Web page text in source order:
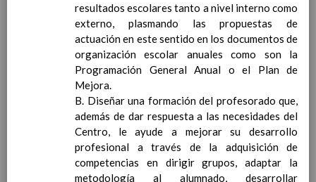
y agentes externos
Procedimientos y tÃ©cnicas para el
seguimiento y evaluaciÃ³n de las actividades
desarrolladas
Anexos (modelos)
Plan de convivencia
IntroduccÃ­Ã³n
Normas de convivencia generales del centro
y particulares de cada aula y sistema que
detecte el incumplimiento de normas y
correcciones a aplicar
07 / oct / 2019
ComposiciÃ³n, plan de reuniones y plan de
resultados escolares tanto a nivel interno como
externo, plasmando las propuestas de
actuación en este sentido en los documentos de
organización escolar anuales como son la
Programación General Anual o el Plan de
Mejora.
B. Diseñar una formación del profesorado que,
además de dar respuesta a las necesidades del
Centro, le ayude a mejorar su desarrollo
profesional a través de la adquisición de
competencias en dirigir grupos, adaptar la
metodología al alumnado, desarrollar